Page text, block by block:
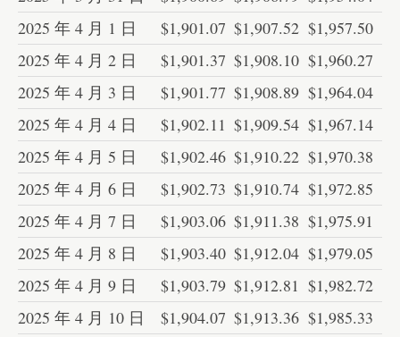
2025 年 4 月 1 日
$1,901.07 $1,907.52 $1,957.50
2025 年 4 月 2 日
$1,901.37 $1,908.10 $1,960.27
2025 年 4 月 3 日
$1,901.77 $1,908.89 $1,964.04
2025 年 4 月 4 日
$1,902.11 $1,909.54 $1,967.14
2025 年 4 月 5 日
$1,902.46 $1,910.22 $1,970.38
2025 年 4 月 6 日
$1,902.73 $1,910.74 $1,972.85
2025 年 4 月 7 日
$1,903.06 $1,911.38 $1,975.91
2025 年 4 月 8 日
$1,903.40 $1,912.04 $1,979.05
2025 年 4 月 9 日
$1,903.79 $1,912.81 $1,982.72
2025 年 4 月 10 日
$1,904.07 $1,913.36 $1,985.33